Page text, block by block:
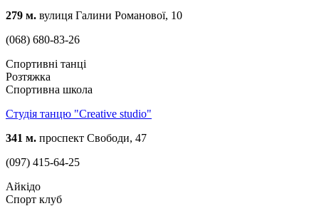
279 м. вулиця Галини Романової, 10
(068) 680-83-26
Спортивні танці
Розтяжка
Спортивна школа
Студія танцю "Creative studio"
341 м. проспект Свободи, 47
(097) 415-64-25
Айкідо
Спорт клуб